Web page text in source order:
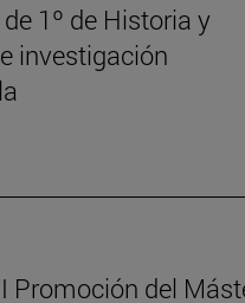
1º de Historia y
investigación
Promoción del